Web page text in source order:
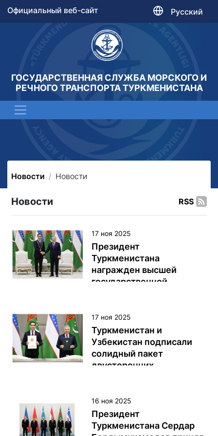
Официальный веб-сайт Русский
ГОСУДАРСТВЕННАЯ СЛУЖБА МОРСКОГО И
РЕЧНОГО ТРАНСПОРТА ТУРКМЕНИСТАНА
Новости Новости
Новости RSS
17 ноя 2025
Президент
Туркменистана
награжден высшей
государственной
Президент Туркменистана
Сердар Бердымухамедов
награжден высшей
государственной наградой
Республики Узбекистан –
награждения состоялась в
понедельник в Ташкенте. Об
этом сообщает пресс-
служба Президента
17 ноя 2025
Туркменистан и
Узбекистан подписали
солидный пакет
двусторонних
Президент Туркменистана
Сердар Бердымухамедов и
Президент Республики
16 ноя 2025
Президент
Туркменистана Сердар